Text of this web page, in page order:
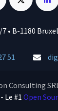
• B-1180
51
Consulting
- Le #1Open